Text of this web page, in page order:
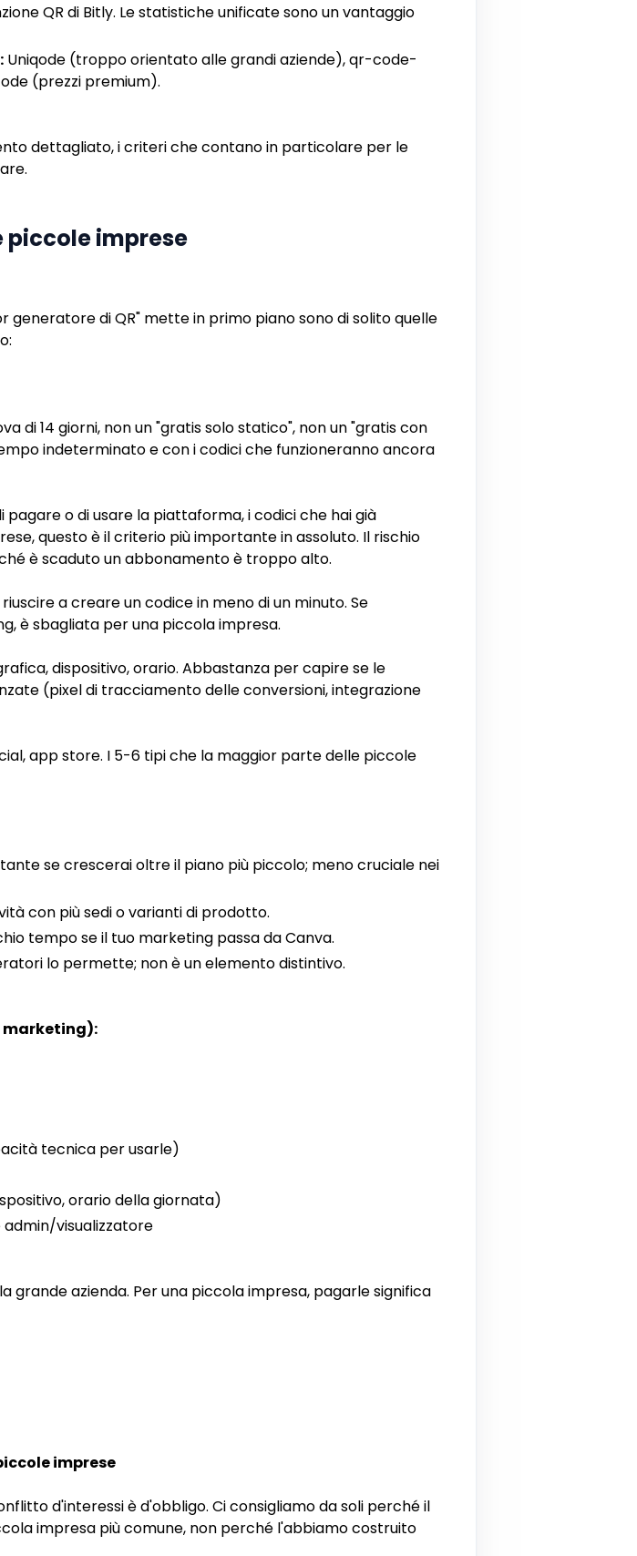
QR di Bitly. Le statistiche unificate sono un vantaggio
Uniqode (troppo orientato alle grandi aziende), qr-code-
(prezzi premium).
dettagliato, i criteri che contano in particolare per le
piccole imprese
generatore di QR" mette in primo piano sono di solito quelle
di 14 giorni, non un "gratis solo statico", non un "gratis con
indeterminato e con i codici che funzioneranno ancora
pagare o di usare la piattaforma, i codici che hai già
questo è il criterio più importante in assoluto. Il rischio
è scaduto un abbonamento è troppo alto.
a creare un codice in meno di un minuto. Se
è sbagliata per una piccola impresa.
dispositivo, orario. Abbastanza per capire se le
(pixel di tracciamento delle conversioni, integrazione
app store. I 5-6 tipi che la maggior parte delle piccole
se crescerai oltre il piano più piccolo; meno cruciale nei
con più sedi o varianti di prodotto.
tempo se il tuo marketing passa da Canva.
lo permette; non è un elemento distintivo.
marketing):
tecnica per usarle)
orario della giornata)
visualizzatore
grande azienda. Per una piccola impresa, pagarle significa
imprese
d'interessi è d'obbligo. Ci consigliamo da soli perché il
impresa più comune, non perché l'abbiamo costruito